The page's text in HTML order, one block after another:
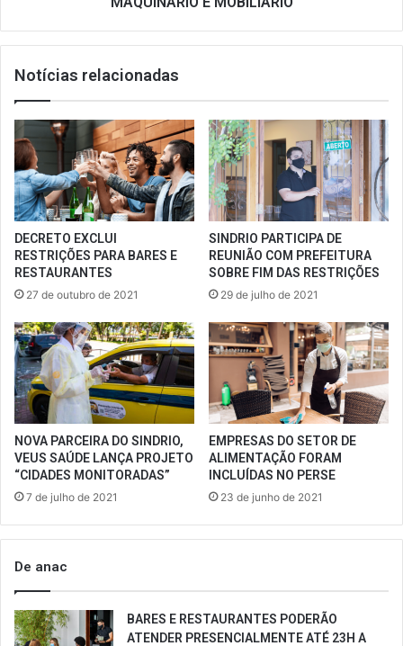
Notícias relacionadas
DECRETO EXCLUI
RESTRIÇÕES PARA BARES E
RESTAURANTES
27 de outubro de 2021
SINDRIO PARTICIPA DE
REUNIÃO COM PREFEITURA
SOBRE FIM DAS RESTRIÇÕES
29 de julho de 2021
NOVA PARCEIRA DO SINDRIO,
VEUS SAÚDE LANÇA PROJETO
“CIDADES MONITORADAS”
7 de julho de 2021
EMPRESAS DO SETOR DE
ALIMENTAÇÃO FORAM
INCLUÍDAS NO PERSE
23 de junho de 2021
De anac
BARES E RESTAURANTES PODERÃO
ATENDER PRESENCIALMENTE ATÉ 23H A